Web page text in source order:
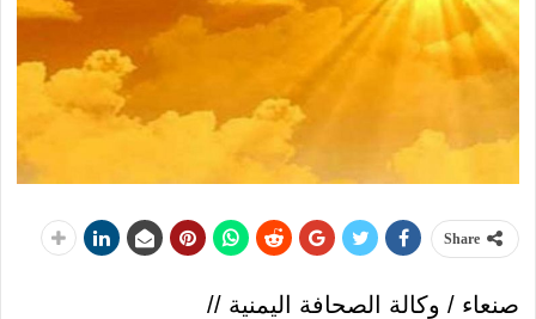
Share
صنعاء / وكالة الصحافة اليمنية //